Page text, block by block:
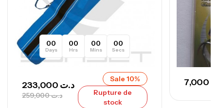
د.ت 748,000
00
Days
00
Hrs
00
Mins
00
Secs
د.ت259,000
د.ت
Sale 10%
Rupture de
stock